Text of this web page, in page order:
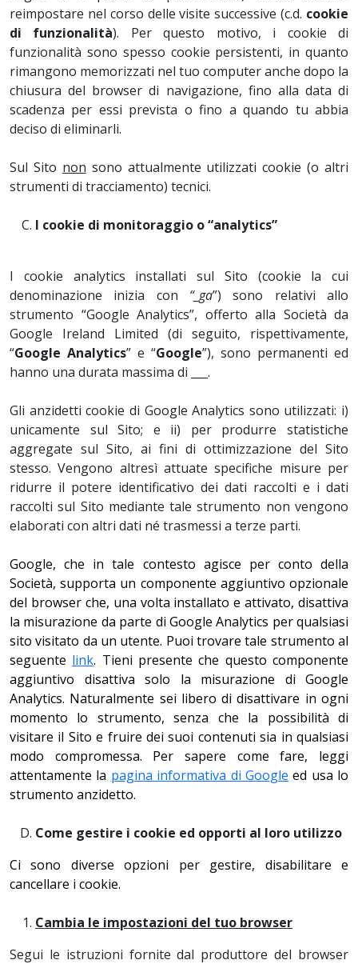
reimpostare nel corso delle visite successive (c.d. cookie
di funzionalità). Per questo motivo, i cookie di
funzionalità sono spesso cookie persistenti, in quanto
rimangono memorizzati nel tuo computer anche dopo la
chiusura del browser di navigazione, fino alla data di
scadenza per essi prevista o fino a quando tu abbia
deciso di eliminarli.
Sul Sito non sono attualmente utilizzati cookie (o altri
strumenti di tracciamento) tecnici.
I cookie di monitoraggio o “analytics”
I cookie analytics installati sul Sito (cookie la cui
denominazione inizia con “_ga”) sono relativi allo
strumento “Google Analytics”, offerto alla Società da
Google Ireland Limited (di seguito, rispettivamente,
“Google Analytics” e “Google”), sono permanenti ed
hanno una durata massima di ___.
Gli anzidetti cookie di Google Analytics sono utilizzati: i)
unicamente sul Sito; e ii) per produrre statistiche
aggregate sul Sito, ai fini di ottimizzazione del Sito
stesso. Vengono altresì attuate specifiche misure per
ridurre il potere identificativo dei dati raccolti e i dati
raccolti sul Sito mediante tale strumento non vengono
elaborati con altri dati né trasmessi a terze parti.
Google, che in tale contesto agisce per conto della
Società, supporta un componente aggiuntivo opzionale
del browser che, una volta installato e attivato, disattiva
la misurazione da parte di Google Analytics per qualsiasi
sito visitato da un utente. Puoi trovare tale strumento al
seguente link. Tieni presente che questo componente
aggiuntivo disattiva solo la misurazione di Google
Analytics. Naturalmente sei libero di disattivare in ogni
momento lo strumento, senza che la possibilità di
visitare il Sito e fruire dei suoi contenuti sia in qualsiasi
modo compromessa. Per sapere come fare, leggi
attentamente la pagina informativa di Google ed usa lo
strumento anzidetto.
Come gestire i cookie ed opporti al loro utilizzo
Ci sono diverse opzioni per gestire, disabilitare e
cancellare i cookie.
Cambia le impostazioni del tuo browser
Segui le istruzioni fornite dal produttore del browser